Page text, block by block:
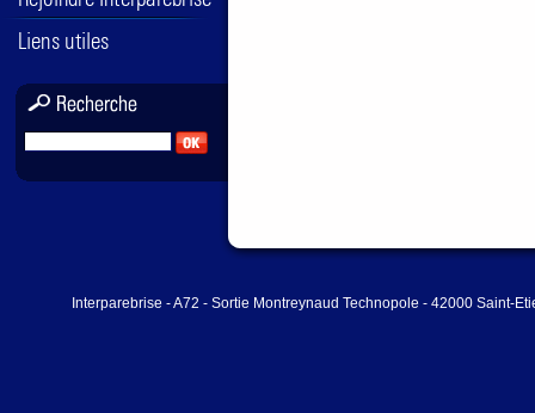
Interparebrise - A72 - Sortie Montreynaud Technopole - 42000 Saint-